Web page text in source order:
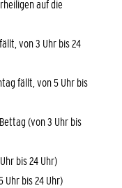
auf die
von 3 Uhr bis 24
fällt, von 5 Uhr bis
(von 3 Uhr bis
bis 24 Uhr)
Uhr bis 24 Uhr)